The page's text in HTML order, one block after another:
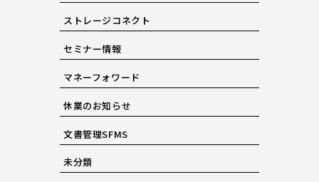
ストレージコネクト
セミナー情報
マネーフォワード
休業のお知らせ
文書管理SFMS
未分類